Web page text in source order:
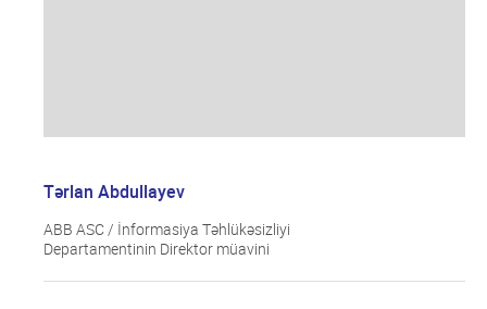
Tərlan Abdullayev
ABB ASC / İnformasiya Təhlükəsizliyi
Departamentinin Direktor müavini